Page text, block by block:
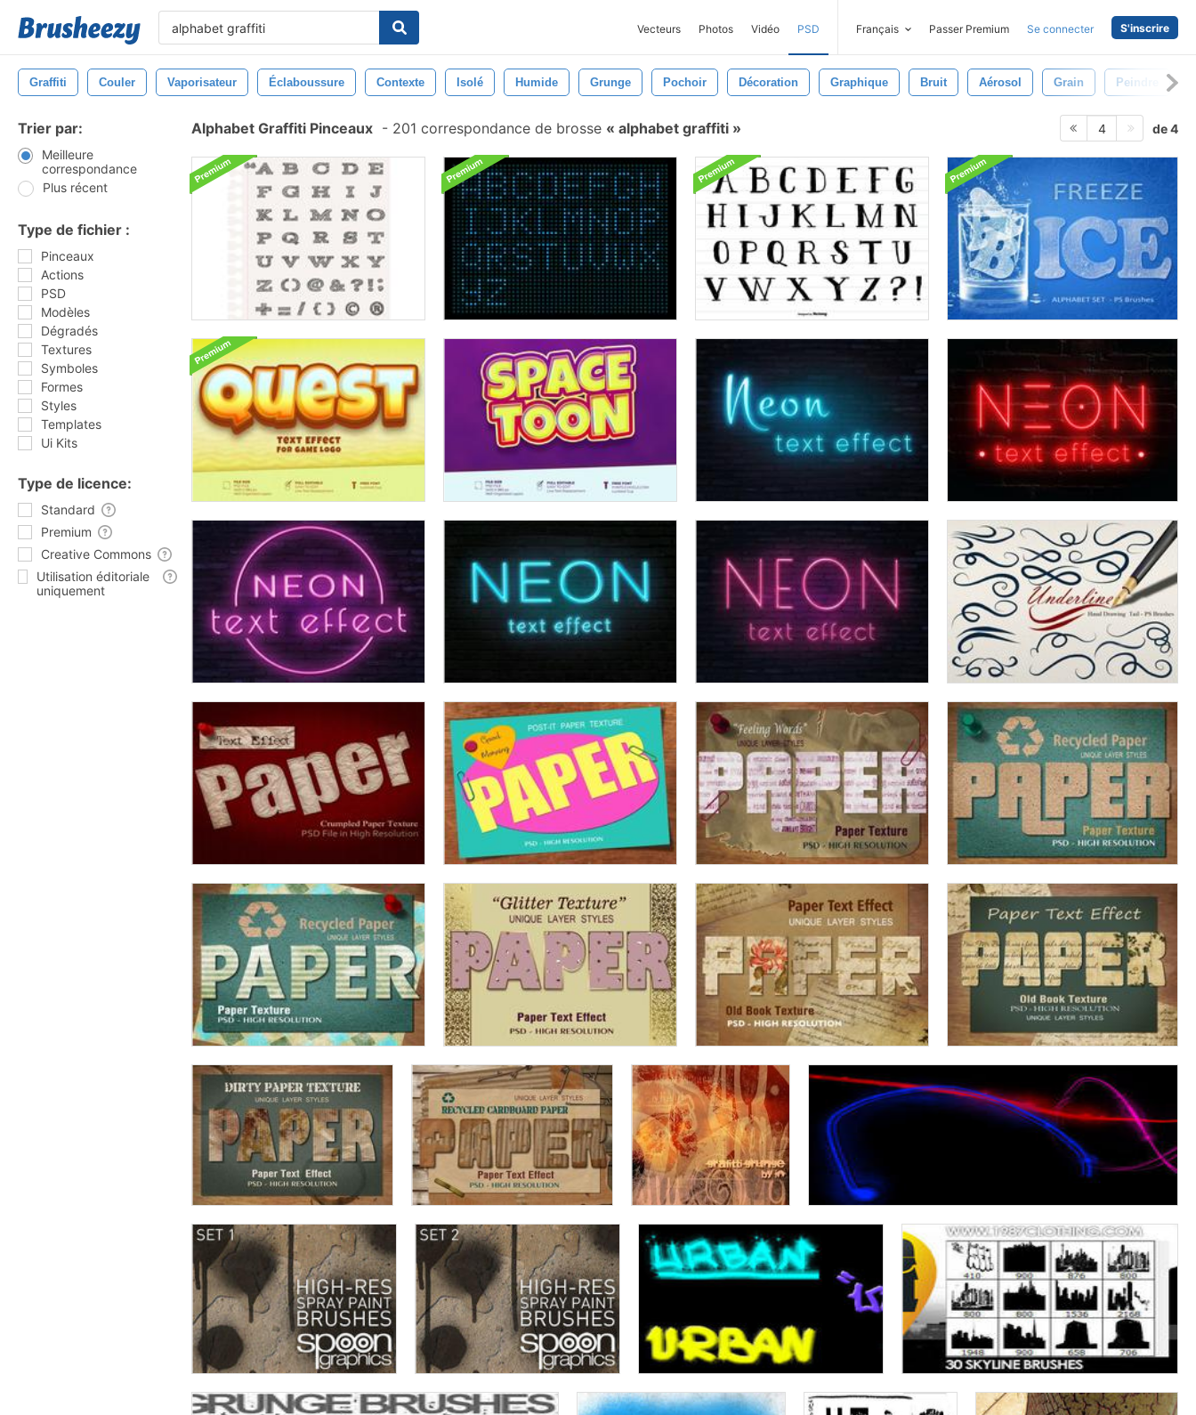
Vecteurs Photos Vidéo PSD Français Passer Premium Se connecter S'inscrire
Graffiti Couler Vaporisateur Éclaboussure Contexte Isolé Humide Grunge Pochoir Décoration Graphique Bruit Aérosol Grain Peindre
Trier par:
Meilleure
correspondance
Plus récent
Type de fichier :
Pinceaux
Actions
PSD
Modèles
Dégradés
Textures
Symboles
Formes
Styles
Templates
Ui Kits
Type de licence:
Standard
Premium
Creative Commons
Utilisation éditoriale
uniquement
Alphabet Graffiti Pinceaux - 201 correspondance de brosse alphabet graffiti 4 de 4